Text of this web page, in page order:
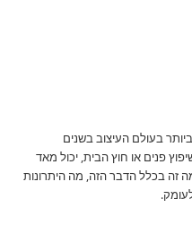
בעולם העיצוב בשנים
פנים או חוץ הבית, יכול מאד
זה בכלל הדבר הזה, מה היתרונות